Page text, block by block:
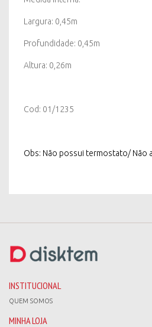
Largura: 0,45m
Profundidade: 0,45m
Altura: 0,26m
Cod: 01/1235
Obs: Não possui termostato/ Não
INSTITUCIONAL
QUEM SOMOS
MINHA LOJA